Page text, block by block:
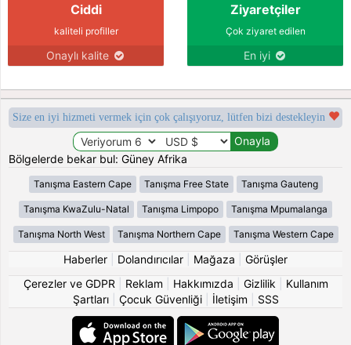
Ciddi
kaliteli profiller
Onaylı kalite
Ziyaretçiler
Çok ziyaret edilen
En iyi
Size en iyi hizmeti vermek için çok çalışıyoruz, lütfen bizi destekleyin
Bölgelerde bekar bul: Güney Afrika
Tanışma Eastern Cape Tanışma Free State Tanışma Gauteng
Tanışma KwaZulu-Natal Tanışma Limpopo Tanışma Mpumalanga
Tanışma North West Tanışma Northern Cape Tanışma Western Cape
Haberler Dolandırıcılar Mağaza
Görüşler
Çerezler ve GDPR
Reklam Hakkımızda Gizlilik
Kullanım
Şartları| Çocuk Güvenliği| İletişim SSS